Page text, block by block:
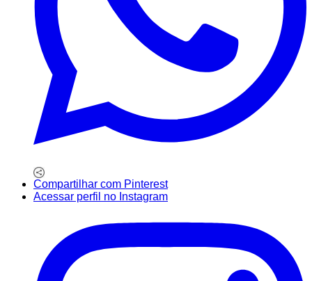
Compartilhar com Pinterest
Acessar perfil no Instagram